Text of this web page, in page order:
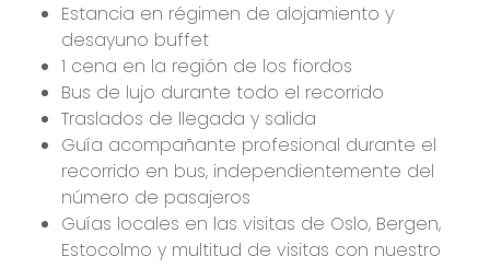
Estancia en régimen de alojamiento y
desayuno buffet
1 cena en la región de los fiordos
Bus de lujo durante todo el recorrido
Traslados de llegada y salida
Guía acompañante profesional durante el
recorrido en bus, independientemente del
número de pasajeros
Guías locales en las visitas de Oslo, Bergen,
Estocolmo y multitud de visitas con nuestro